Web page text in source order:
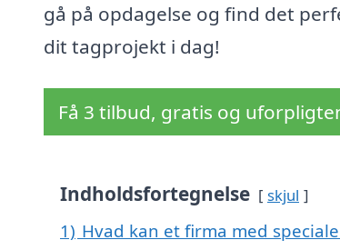
gå på opdagelse og find det
dit tagprojekt i dag!
Få 3 tilbud, gratis og
Indholdsfortegnelse skjul
1) Hvad kan et firma med